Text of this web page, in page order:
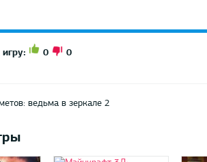
0 0
ведьма в зеркале 2